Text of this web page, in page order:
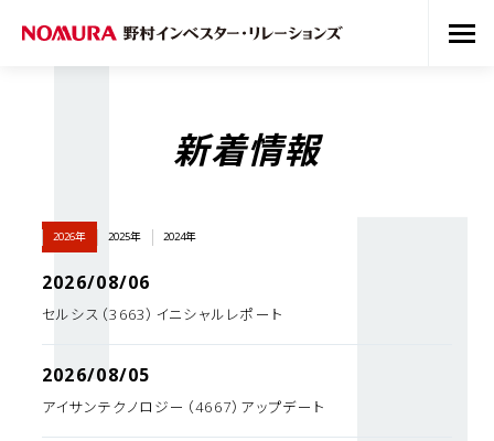
新着情報
2026年 2025年 2024年
2026/08/06
セルシス（3663）イニシャルレポート
2026/08/05
アイサンテクノロジー（4667）アップデート